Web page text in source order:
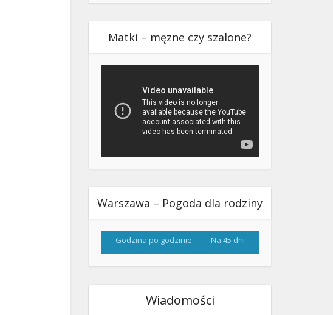
Matki – męzne czy szalone?
Warszawa – Pogoda dla rodziny
Godzina po godzinie Na 45 dni
Wiadomości